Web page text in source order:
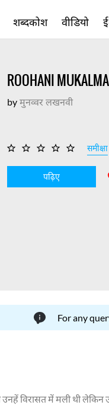
ROOHANI MUKALMA
byमुनव्वर लखनवी
समीक्षा
पढ़िए
For any
उनहें विरासत में मली थी
शब्दकोश वीडियो